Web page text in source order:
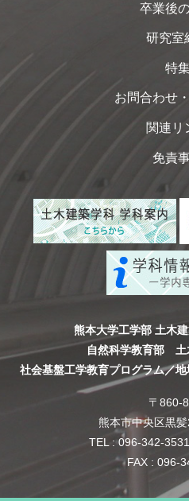
卒業後
研究室
特
お問合わせ
関連リ
免責
熊本大学工学部 土木
自然科学教育部 土
社会基盤工学教育プログラム／
〒860-
熊本市中央区黒
TEL : 096-342-3531
FAX : 096-